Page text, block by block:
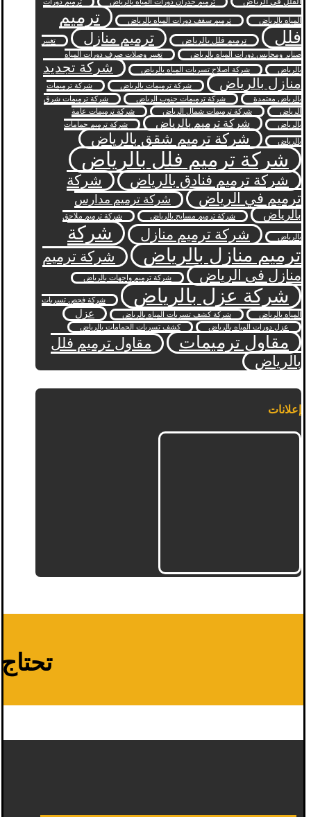
ترميم جدران دورات المياه بالرياض ترميم دورات
المياه بالرياض ترميم سقف دورات المياه بالرياض
ترميم
فلل
ترميم فلل بالرياض ترميم منازل
تغيير
صنابر ومحابس دورات المياه بالرياض
تغيير وصلات صرف دورات المياه
بالرياض
شركة اصلاح تسربات المياه بالرياض
شركة تجديد
منازل بالرياض
شركة ترميمات بالرياض
شركة ترميمات
بالرياض معتمدة
شركة ترميمات جنوب الرياض
شركة ترميمات شرق
الرياض
شركة ترميمات شمال الرياض
شركة ترميمات عامة
بالرياض
شركة ترميم بالرياض شركة ترميم حمامات
بالرياض شركة ترميم شقق بالرياض
شركة ترميم فلل بالرياض
شركة ترميم فنادق بالرياض
شركة
ترميم في الرياض
شركة ترميم مدارس
بالرياض
شركة ترميم مسابح بالرياض شركة ترميم ملاحق
بالرياض شركة ترميم منازل
شركة
ترميم منازل بالرياض
شركة ترميم
منازل في الرياض
شركة ترميم واجهات بالرياض
شركة عزل بالرياض
شركة فحص تسربات
المياه بالرياض
شركة كشف تسربات المياه بالرياض عزل
عزل دورات المياه بالرياض كشف تسربات الحمامات بالرياض
مقاول ترميمات
مقاول ترميم فلل
بالرياض
إعلانات
تحتاج